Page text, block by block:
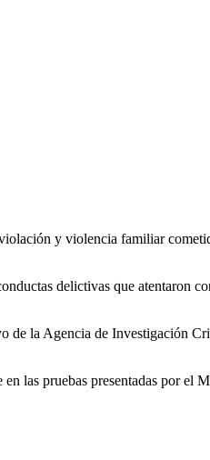
y violencia familiar
delictivas que atentaron
de la Agencia de Investigación
las pruebas presentadas por el